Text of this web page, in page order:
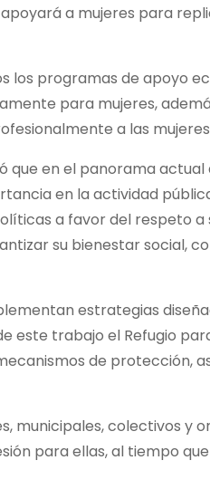
a mujeres para
los programas de apoyo
para mujeres,
a las
que en el panorama actual
en la actividad
a favor del respeto a
su bienestar social,
estrategias
este trabajo el Refugio
de protección,
municipales, colectivos y
para ellas, al tiempo